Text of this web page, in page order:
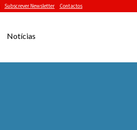
Subscrever Newsletter Contactos
Notícias